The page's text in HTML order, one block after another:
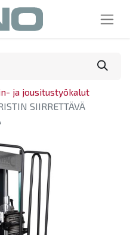
ja jousitustyökalut
SIIRRETTÄVÄ